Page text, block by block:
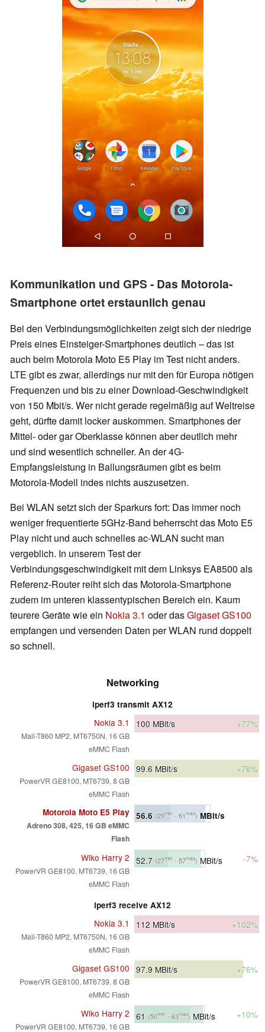
Kommunikation und GPS - Das Motorola-
Smartphone ortet erstaunlich genau
Bei den Verbindungsmöglichkeiten zeigt sich der niedrige
Preis eines Einsteiger-Smartphones deutlich – das ist
auch beim Motorola Moto E5 Play im Test nicht anders.
LTE gibt es zwar, allerdings nur mit den für Europa nötigen
Frequenzen und bis zu einer Download-Geschwindigkeit
von 150 Mbit/s. Wer nicht gerade regelmäßig auf Weltreise
geht, dürfte damit locker auskommen. Smartphones der
Mittel- oder gar Oberklasse können aber deutlich mehr
und sind wesentlich schneller. An der 4G-
Empfangsleistung in Ballungsräumen gibt es beim
Motorola-Modell indes nichts auszusetzen.
Bei WLAN setzt sich der Sparkurs fort: Das immer noch
weniger frequentierte 5GHz-Band beherrscht das Moto E5
Play nicht und auch schnelles ac-WLAN sucht man
vergeblich. In unserem Test der
Verbindungsgeschwindigkeit mit dem Linksys EA8500 als
Referenz-Router reiht sich das Motorola-Smartphone
zudem im unteren klassentypischen Bereich ein. Kaum
teurere Geräte wie ein Nokia 3.1 oder dasGigaset GS100
empfangen und versenden Daten per WLAN rund doppelt
so schnell.
Networking
iperf3 transmit AX12
Nokia 3.1
Mali-T860 MP2, MT6750N, 16 GB
eMMC Flash
100 MBit/s +77%
Gigaset GS100
PowerVR GE8100, MT6739, 8 GB
eMMC Flash
99.6 MBit/s +76%
Motorola Moto E5 Play
Adreno 308, 425, 16 GB eMMC
Flash
56.6 (29min- 61max)MBit/s
Wiko Harry 2
PowerVR GE8100, MT6739, 16 GB
eMMC Flash
52.7 (27min- 57max)MBit/s -7%
iperf3 receive AX12
Nokia 3.1
Mali-T860 MP2, MT6750N, 16 GB
eMMC Flash
112 MBit/s +102%
Gigaset GS100
PowerVR GE8100, MT6739, 8 GB
eMMC Flash
97.9 MBit/s +76%
Wiko Harry 2
PowerVR GE8100, MT6739, 16 GB
61 (50min - 63max)MBit/s +10%